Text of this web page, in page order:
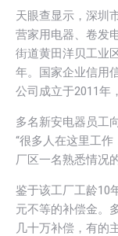
天眼查显示，深圳
营家用电器、卷发
街道黄田洋贝工业
年。国家企业信用
公司成立于2011年
多名新安电器员工
“很多人在这里工
厂区一名熟悉情况
鉴于该工厂工龄10
元不等的补偿金。
几十万补偿，有的